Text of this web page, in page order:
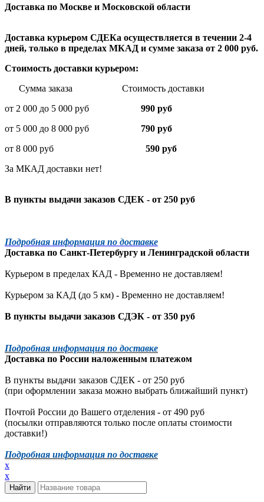
Доставка по Москве и Московской области
Доставка курьером СДЕКа осуществляется в течении 2-4
дней, только в пределах МКАД и сумме заказа от 2 000 руб.
Стоимость доставки курьером:
Сумма заказа Стоимость доставки
от 2 000 до 5 000 руб
990 руб
от 5 000 до 8 000 руб 790 руб
от 8 000 руб 590 руб
За МКАД доставки нет!
В пункты выдачи заказов СДЕК - от 250 руб
Подробная информация по доставке
Доставка по Санкт-Петербургу и Ленинградской области
Курьером в пределах КАД - Временно не доставляем!
Курьером за КАД (до 5 км) - Временно не доставляем!
В пункты выдачи заказов СДЭК - от 350 руб
Подробная информация по доставке
Доставка по России наложенным платежом
В пункты выдачи заказов СДЕК - от 250 руб
(при оформлении заказа можно выбрать ближайший пункт)
Почтой России до Вашего отделения - от 490 руб
(посылки отправляются только после оплаты стоимости
доставки!)
Подробная информация по доставке
x
x